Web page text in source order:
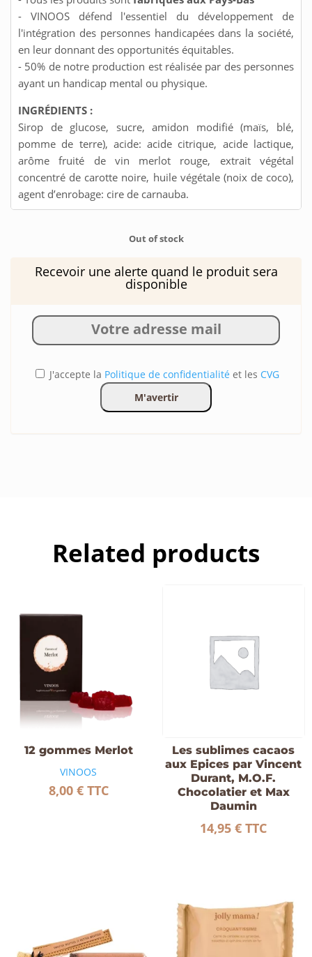
- VINOOS défend l'essentiel du développement de
l'intégration des personnes handicapées dans la société,
en leur donnant des opportunités équitables.
- 50% de notre production est réalisée par des personnes
ayant un handicap mental ou physique.
INGRÉDIENTS :
Sirop de glucose, sucre, amidon modifié (maïs, blé,
pomme de terre), acide: acide citrique, acide lactique,
arôme fruité de vin merlot rouge, extrait végétal
concentré de carotte noire, huile végétale (noix de coco),
agent d’enrobage: cire de carnauba.
Out of stock
Recevoir une alerte quand le produit sera
disponible
J'accepte la Politique de confidentialité et les CVG
Related products
12 gommes Merlot
VINOOS
8,00 € TTC
Les sublimes cacaos
aux Epices par Vincent
Durant, M.O.F.
Chocolatier et Max
Daumin
14,95€ TTC